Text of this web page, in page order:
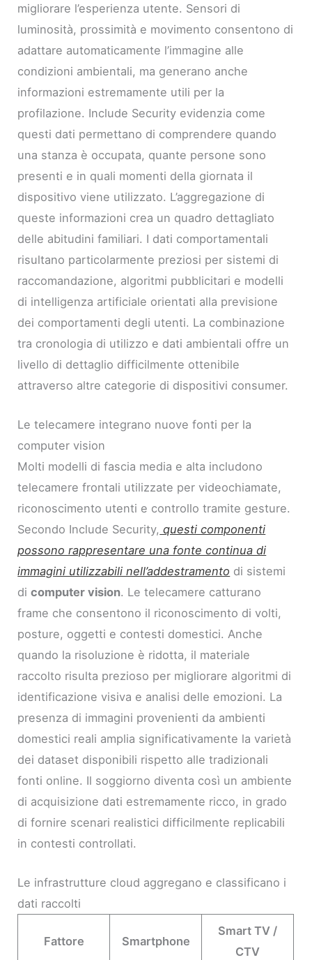
migliorare l’esperienza utente. Sensori di
luminosità, prossimità e movimento consentono di
adattare automaticamente l’immagine alle
condizioni ambientali, ma generano anche
informazioni estremamente utili per la
profilazione. Include Security evidenzia come
questi dati permettano di comprendere quando
una stanza è occupata, quante persone sono
presenti e in quali momenti della giornata il
dispositivo viene utilizzato. L’aggregazione di
queste informazioni crea un quadro dettagliato
delle abitudini familiari. I dati comportamentali
risultano particolarmente preziosi per sistemi di
raccomandazione, algoritmi pubblicitari e modelli
di intelligenza artificiale orientati alla previsione
dei comportamenti degli utenti. La combinazione
tra cronologia di utilizzo e dati ambientali offre un
livello di dettaglio difficilmente ottenibile
attraverso altre categorie di dispositivi consumer.
Le telecamere integrano nuove fonti per la
computer vision
Molti modelli di fascia media e alta includono
telecamere frontali utilizzate per videochiamate,
riconoscimento utenti e controllo tramite gesture.
Secondo Include Security, questi componenti
possono rappresentare una fonte continua di
immagini utilizzabili nell’addestramento di sistemi
dicomputer vision. Le telecamere catturano
frame che consentono il riconoscimento di volti,
posture, oggetti e contesti domestici. Anche
quando la risoluzione è ridotta, il materiale
raccolto risulta prezioso per migliorare algoritmi di
identificazione visiva e analisi delle emozioni. La
presenza di immagini provenienti da ambienti
domestici reali amplia significativamente la varietà
dei dataset disponibili rispetto alle tradizionali
fonti online. Il soggiorno diventa così un ambiente
di acquisizione dati estremamente ricco, in grado
di fornire scenari realistici difficilmente replicabili
in contesti controllati.
Le infrastrutture cloud aggregano e classificano i
dati raccolti
Fattore Smartphone
Smart TV /
CTV